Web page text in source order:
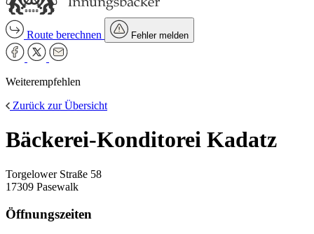
Route berechnen Fehler melden
Weiterempfehlen
Zurück zur Übersicht
Bäckerei-Konditorei Kadatz
Torgelower Straße 58
17309 Pasewalk
Öffnungszeiten